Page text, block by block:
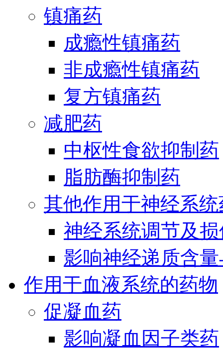
镇痛药
成瘾性镇痛药
非成瘾性镇痛药
复方镇痛药
减肥药
中枢性食欲抑制药
脂肪酶抑制药
其他作用于神经系统
神经系统调节及
影响神经递质含
作用于血液系统的药物
促凝血药
影响凝血因子类药